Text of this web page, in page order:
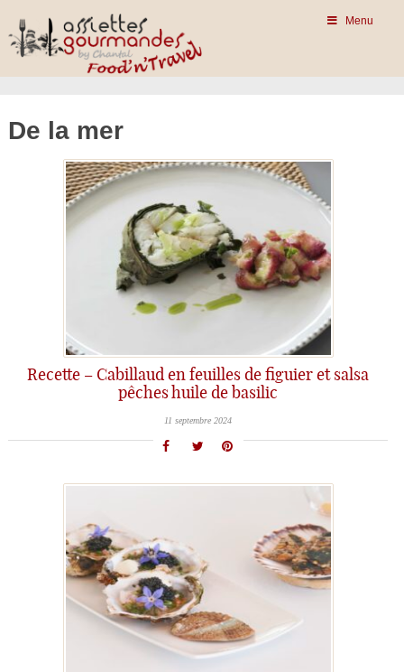
Menu
De la mer
Recette – Cabillaud en feuilles de figuier et salsa
pêches huile de basilic
11 septembre 2024